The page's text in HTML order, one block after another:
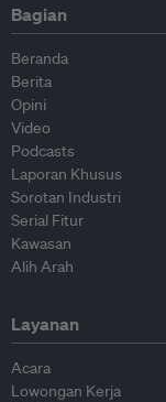
Bagian
Beranda
Berita
Opini
Video
Podcasts
Laporan Khusus
Sorotan Industri
Serial Fitur
Kawasan
Alih Arah
Layanan
Acara
Lowongan Kerja